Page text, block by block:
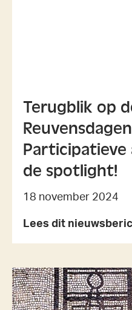
Terugblik op
Participatieve
de spotlight!
18 november 2024
Lees dit